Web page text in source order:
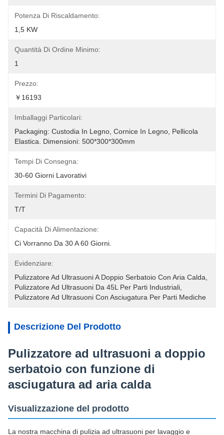
Potenza Di Riscaldamento:
1,5 KW
Quantità Di Ordine Minimo:
1
Prezzo:
￥16193
Imballaggi Particolari:
Packaging: Custodia In Legno, Cornice In Legno, Pellicola
Elastica. Dimensioni: 500*300*300mm
Tempi Di Consegna:
30-60 Giorni Lavorativi
Termini Di Pagamento:
T/T
Capacità Di Alimentazione:
Ci Vorranno Da 30 A 60 Giorni.
Evidenziare:
Pulizzatore Ad Ultrasuoni A Doppio Serbatoio Con Aria Calda
Pulizzatore Ad Ultrasuoni Da 45L Per Parti Industriali
Pulizzatore Ad Ultrasuoni Con Asciugatura Per Parti Mediche
Descrizione Del Prodotto
Pulizzatore ad ultrasuoni a doppio
serbatoio con funzione di
asciugatura ad aria calda
Visualizzazione del prodotto
La nostra macchina di pulizia ad ultrasuoni per lavaggio e